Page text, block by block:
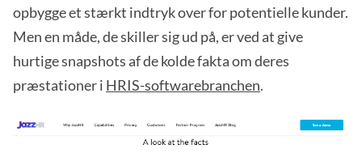
opbygge et stærkt indtryk over for potentielle kunder.
Men en måde, de skiller sig ud på, er ved at give
hurtige snapshots af de kolde fakta om deres
præstationer i HRIS-softwarebranchen.